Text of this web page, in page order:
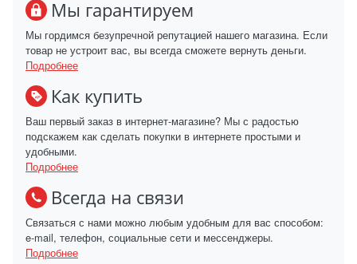
Мы гарантируем
Мы гордимся безупречной репутацией нашего магазина. Если
товар не устроит вас, вы всегда сможете вернуть деньги.
Подробнее
Как купить
Ваш первый заказ в интернет-магазине? Мы с радостью
подскажем как сделать покупки в интернете простыми и
удобными.
Подробнее
Всегда на связи
Связаться с нами можно любым удобным для вас способом:
e-mail, телефон, социальные сети и мессенджеры.
Подробнее